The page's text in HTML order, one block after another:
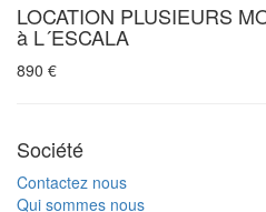
LOCATION PLUSIEURS
à L´ESCALA
890 €
Société
Contactez nous
Qui sommes nous